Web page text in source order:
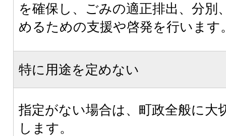
を確保し、ごみの適正排出、分別
めるための支援や啓発を行います
特に用途を定めない
指定がない場合は、町政全般に大
します。